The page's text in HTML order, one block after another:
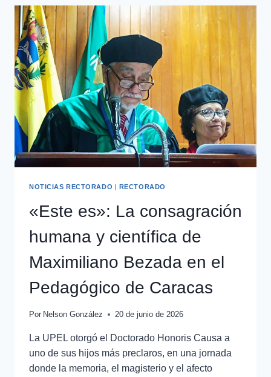
NOTICIAS RECTORADO | RECTORADO
«Este es»: La consagración
humana y científica de
Maximiliano Bezada en el
Pedagógico de Caracas
Por Nelson González 20 de junio de 2026
La UPEL otorgó el Doctorado Honoris Causa a
uno de sus hijos más preclaros, en una jornada
donde la memoria, el magisterio y el afecto